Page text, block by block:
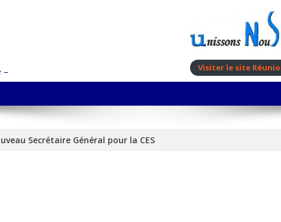
– Visiter le site
Secrétaire Général pour la CES